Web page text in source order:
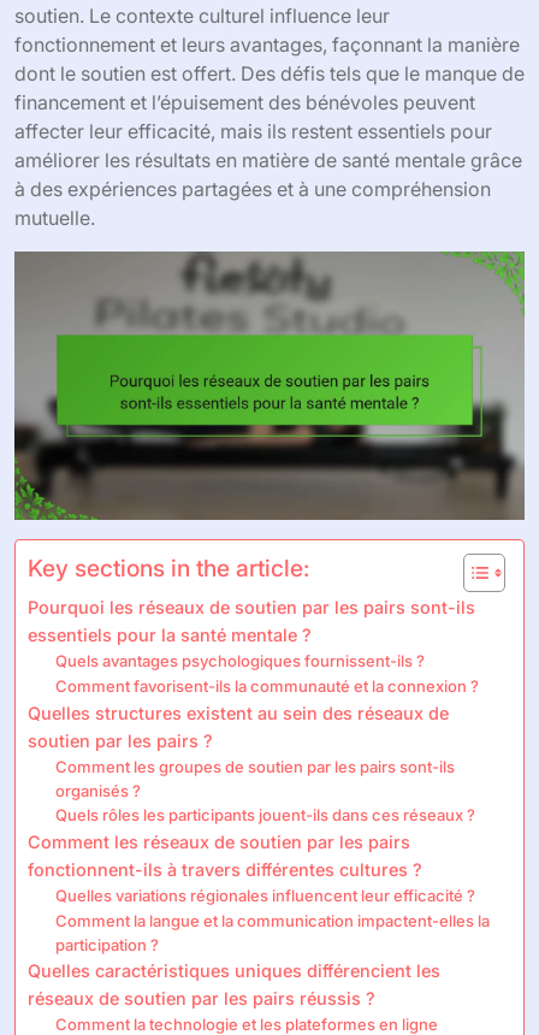
soutien. Le contexte culturel influence leur
fonctionnement et leurs avantages, façonnant la manière
dont le soutien est offert. Des défis tels que le manque de
financement et l’épuisement des bénévoles peuvent
affecter leur efficacité, mais ils restent essentiels pour
améliorer les résultats en matière de santé mentale grâce
à des expériences partagées et à une compréhension
mutuelle.
Key sections in the article:
Pourquoi les réseaux de soutien par les pairs sont-ils
essentiels pour la santé mentale ?
Quels avantages psychologiques fournissent-ils ?
Comment favorisent-ils la communauté et la connexion ?
Quelles structures existent au sein des réseaux de
soutien par les pairs ?
Comment les groupes de soutien par les pairs sont-ils
organisés ?
Quels rôles les participants jouent-ils dans ces réseaux ?
Comment les réseaux de soutien par les pairs
fonctionnent-ils à travers différentes cultures ?
Quelles variations régionales influencent leur efficacité ?
Comment la langue et la communication impactent-elles la
participation ?
Quelles caractéristiques uniques différencient les
réseaux de soutien par les pairs réussis ?
Comment la technologie et les plateformes en ligne